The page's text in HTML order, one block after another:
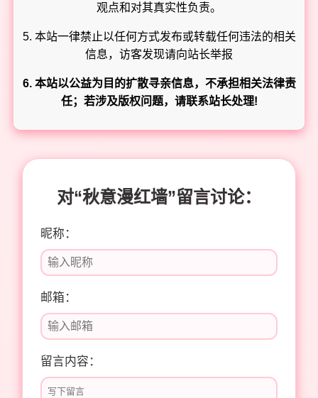
观点和对其真实性负责。
5. 本站一律禁止以任何方式发布或转载任何违法的相关
信息，访客发现请向站长举报
6. 本站以公益为目的扩散寻亲信息，不承担相关法律责
任；若涉及版权问题，请联系站长处理!
对“秋意漫红墙”留言讨论：
昵称：
邮箱：
留言内容：